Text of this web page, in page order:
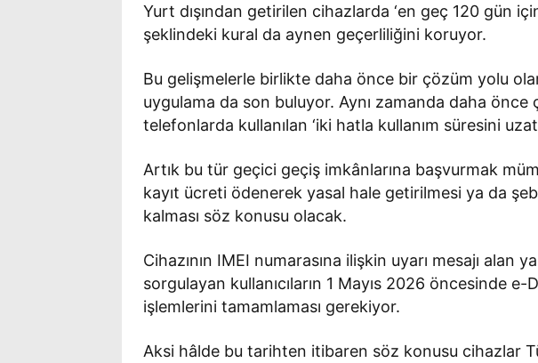
Yurt dışından getirilen cihazlarda ‘en geç 120 gün
şeklindeki kural da aynen geçerliliğini koruyor.
Bu gelişmelerle birlikte daha önce bir çözüm yolu
uygulama da son buluyor. Aynı zamanda daha önce
telefonlarda kullanılan ‘iki hatla kullanım süresini
Artık bu tür geçici geçiş imkânlarına başvurmak
kayıt ücreti ödenerek yasal hale getirilmesi ya da
kalması söz konusu olacak.
Cihazının IMEI numarasına ilişkin uyarı mesajı alan
sorgulayan kullanıcıların 1 Mayıs 2026 öncesinde
işlemlerini tamamlaması gerekiyor.
Aksi hâlde bu tarihten itibaren söz konusu cihazlar